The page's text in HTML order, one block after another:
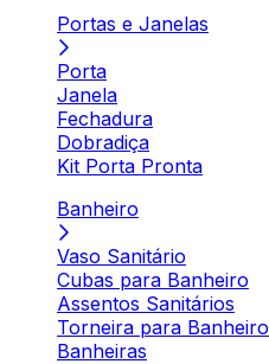
Portas e Janelas
Porta
Janela
Fechadura
Dobradiça
Kit Porta Pronta
Banheiro
Vaso Sanitário
Cubas para Banheiro
Assentos Sanitários
Torneira para Banheiro
Banheiras